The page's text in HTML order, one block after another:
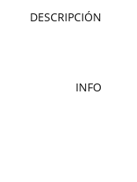
DESCRIPCIÓN
INFO